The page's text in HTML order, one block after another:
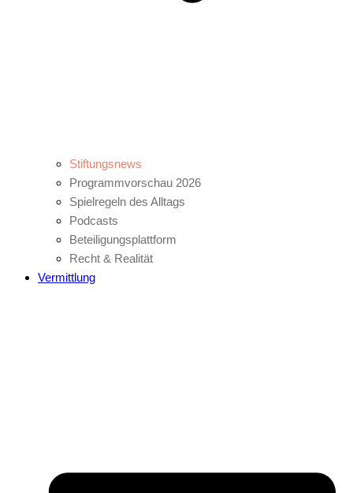
Stiftungsnews
Programmvorschau 2026
Spielregeln des Alltags
Podcasts
Beteiligungsplattform
Recht & Realität
Vermittlung